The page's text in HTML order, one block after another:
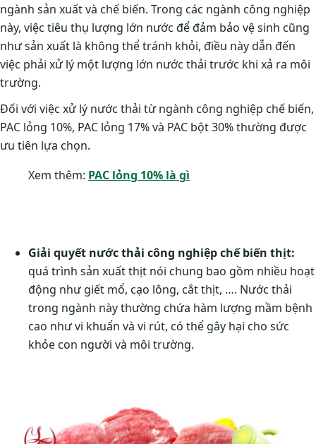
ngành sản xuất và chế biến. Trong các ngành công nghiệp
này, việc tiêu thụ lượng lớn nước để đảm bảo vệ sinh cũng
như sản xuất là không thể tránh khỏi, điều này dẫn đến
việc phải xử lý một lượng lớn nước thải trước khi xả ra môi
trường.
Đối với việc xử lý nước thải từ ngành công nghiệp chế biến,
PAC lỏng 10%, PAC lỏng 17% và PAC bột 30% thường được
ưu tiên lựa chọn.
Xem thêm: PAC lỏng 10% là gì
Giải quyết nước thải công nghiệp chế biến thịt:
quá trình sản xuất thịt nói chung bao gồm nhiều hoạt
động như giết mổ, cạo lông, cắt thịt, …. Nước thải
trong ngành này thường chứa hàm lượng mầm bệnh
cao như vi khuẩn và vi rút, có thể gây hại cho sức
khỏe con người và môi trường.